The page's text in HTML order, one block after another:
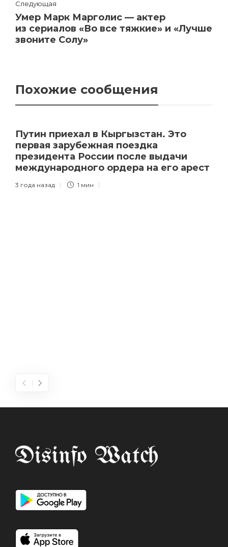
Следующая
Умер Марк Марголис — актер
из сериалов «Во все тяжкие» и «Лучше
звоните Солу»
Похожие сообщения
Путин приехал в Кыргызстан. Это
первая зарубежная поездка
президента России после выдачи
международного ордера на его арест
3 года назад 1 мин